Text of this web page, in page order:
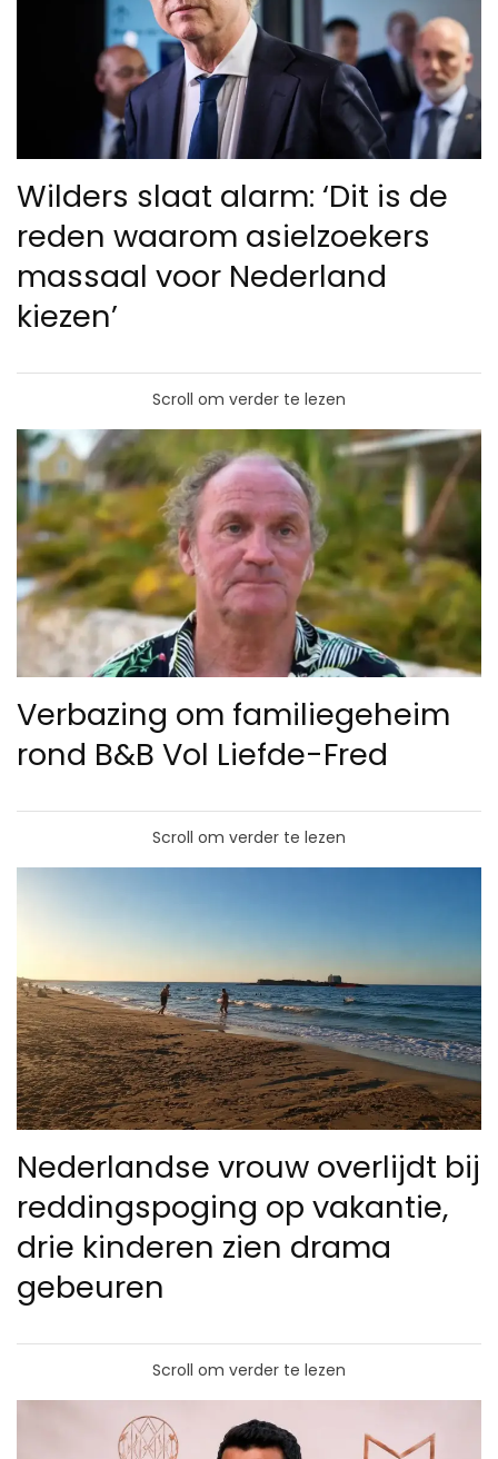
Wilders slaat alarm: ‘Dit is de
reden waarom asielzoekers
massaal voor Nederland
kiezen’
Scroll om verder te lezen
Verbazing om familiegeheim
rond B&B Vol Liefde-Fred
Scroll om verder te lezen
Nederlandse vrouw overlijdt bij
reddingspoging op vakantie,
drie kinderen zien drama
gebeuren
Scroll om verder te lezen